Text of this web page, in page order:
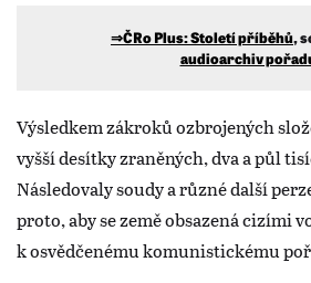
⇒ČRo Plus: Století příběhů,
audioarchiv
Výsledkem zákroků ozbrojených
vyšší desítky zraněných, dva a půl
Následovaly soudy a různé další
proto, aby se země obsazená cizími
k osvědčenému komunistickému